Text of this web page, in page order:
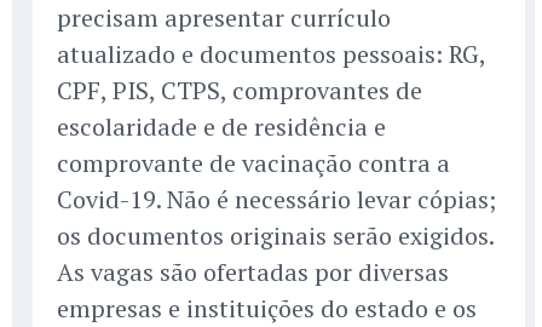
precisam apresentar currículo
atualizado e documentos pessoais: RG,
CPF, PIS, CTPS, comprovantes de
escolaridade e de residência e
comprovante de vacinação contra a
Covid-19. Não é necessário levar cópias;
os documentos originais serão exigidos.
As vagas são ofertadas por diversas
empresas e instituições do estado e os